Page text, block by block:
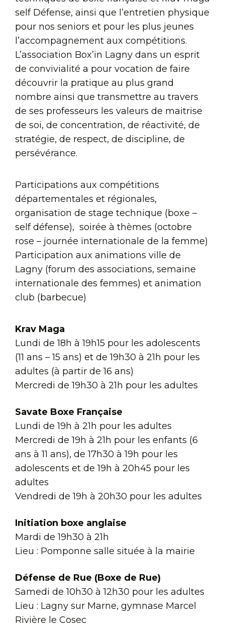
self Défense, ainsi que l’entretien physique
pour nos seniors et pour les plus jeunes
l’accompagnement aux compétitions.
L’association Box’in Lagny dans un esprit
de convivialité a pour vocation de faire
découvrir la pratique au plus grand
nombre ainsi que transmettre au travers
de ses professeurs les valeurs de maitrise
de soi, de concentration, de réactivité, de
stratégie, de respect, de discipline, de
persévérance.
Participations aux compétitions
départementales et régionales,
organisation de stage technique (boxe –
self défense), soirée à thèmes (octobre
rose – journée internationale de la femme)
Participation aux animations ville de
Lagny (forum des associations, semaine
internationale des femmes) et animation
club (barbecue)
Krav Maga
Lundi de 18h à 19h15 pour les adolescents
(11 ans – 15 ans) et de 19h30 à 21h pour les
adultes (à partir de 16 ans)
Mercredi de 19h30 à 21h pour les adultes
Savate Boxe Française
Lundi de 19h à 21h pour les adultes
Mercredi de 19h à 21h pour les enfants (6
ans à 11 ans), de 17h30 à 19h pour les
adolescents et de 19h à 20h45 pour les
adultes
Vendredi de 19h à 20h30 pour les adultes
Initiation boxe anglaise
Mardi de 19h30 à 21h
Lieu : Pomponne salle située à la mairie
Défense de Rue (Boxe de Rue)
Samedi de 10h30 à 12h30 pour les adultes
Lieu : Lagny sur Marne, gymnase Marcel
Rivière le Cosec